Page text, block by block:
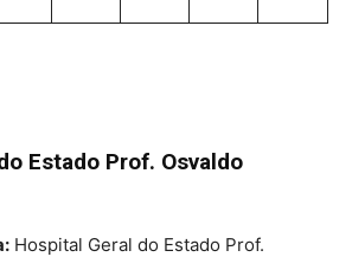
Estado Prof. Osvaldo
Hospital Geral do Estado Prof.